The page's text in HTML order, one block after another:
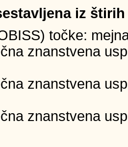
iz
točke:
znanstvena
znanstvena
znanstvena